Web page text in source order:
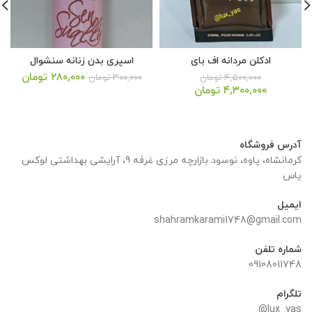
ادکلن مردانه اف بای
۴,۵۰۰,۰۰۰ تومان
قیمت
۴,۳۰۰,۰۰۰ تومان
اسپری بدن زنانه سنشوال
۳۰۰,۰۰۰ تومان قیمت
۲۸۰,۰۰۰ تومان
آدرس فروشگاه
کرمانشاه، پاوه، نوسود بازارچه مرزی غرفه 9، آرایشی بهداشتی لوکس
یاس
ایمیل
shahramkarami1748@gmail.com
شماره تلفن
09108011748
تلگرام